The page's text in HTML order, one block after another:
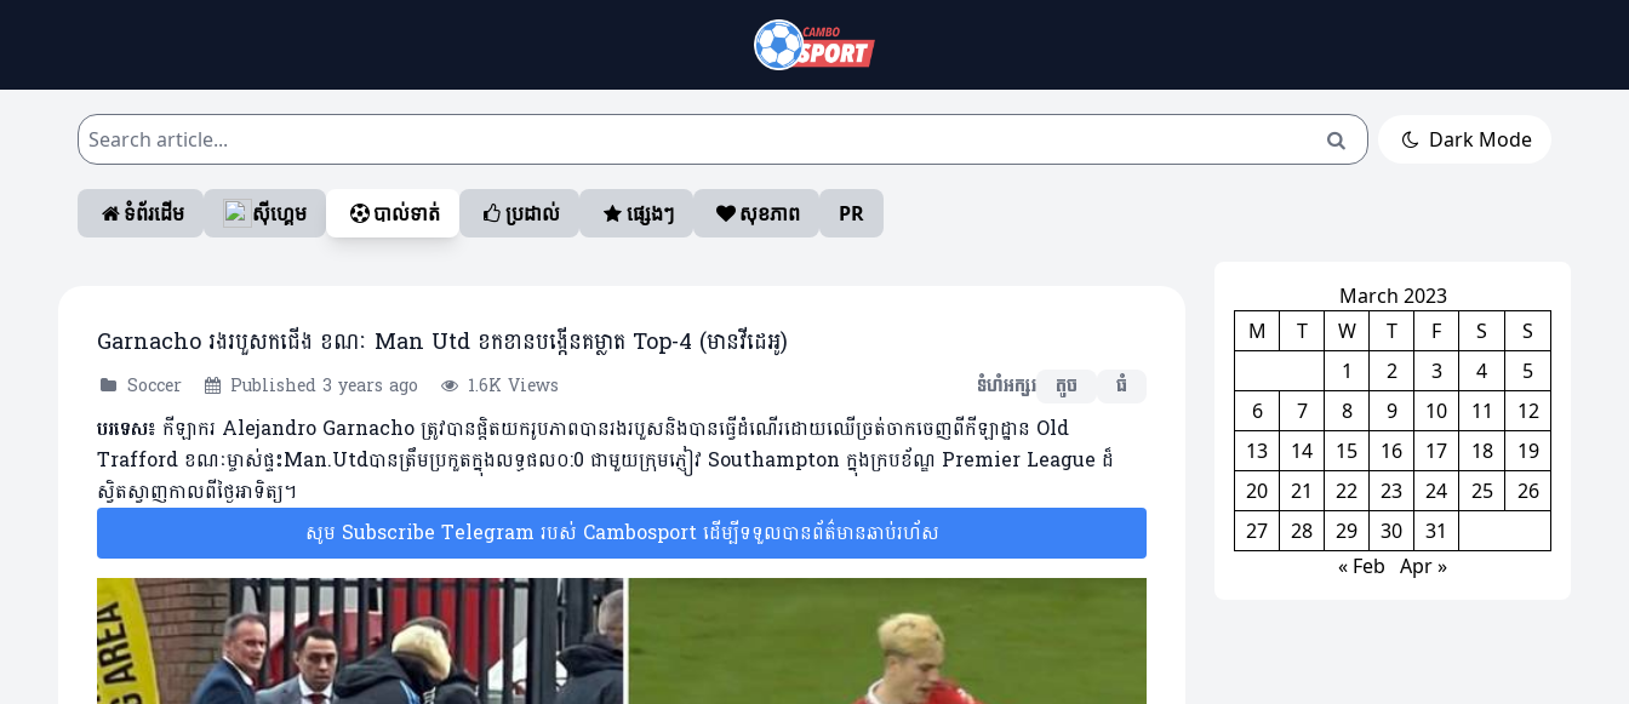
Dark Mode
ទំព័រដើម ស៊ីហ្គេម បាល់ទាត់ ប្រដាល់ ផ្សេងៗ សុខភាព PR
Garnacho រងរបួសកជើង ខណៈ Man​ Utd ខកខានបង្កើនគម្លាត Top-4 (មានវីដេអូ)
Soccer Published 3 years ago 1.6K Views ទំហំអក្សរ តូច ធំ
បរទេស៖ កីឡាករ Alejandro Garnacho ត្រូវបានផ្តិតយករូបភាពបានរងរបួសនិងបានធ្វើដំណើរដោយឈើច្រត់ចាកចេញពីកីឡាដ្ឋាន Old
Trafford ខណៈម្ចាស់ផ្ទះMan.Utd​បានត្រឹមប្រកួតក្នុងលទ្ធផល០:0 ជាមួយក្រុមភ្ញៀវ Southampton ក្នុងក្របខ័ណ្ឌ Premier League ដ៏
ស្វិតស្វាញកាលពីថ្ងៃអាទិត្យ។
សូម Subscribe Telegram របស់ Cambosport ដើម្បីទទួលបានព័ត៌មានឆាប់រហ័ស
March 2023
M
T W T F S
S
1
2 3 4
5
6
7 8 9 10 11
12
13
14 15 16 17 18
19
20
21 22 23 24 25
26
27
28 29 30
31
« Feb Apr »